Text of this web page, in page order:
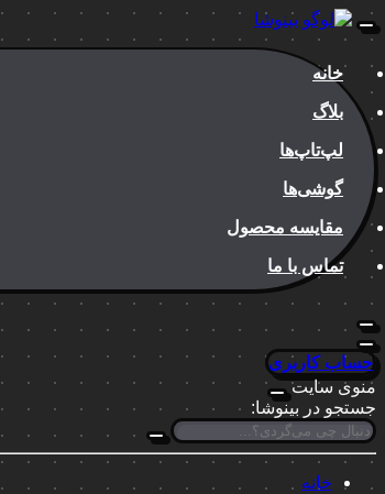
خانه
بلاگ
لپ‌تاپ‌ها
گوشی‌ها
مقایسه محصول
تماس با ما
حساب کاربری
منوی سایت
جستجو در بینوشا:
خانه